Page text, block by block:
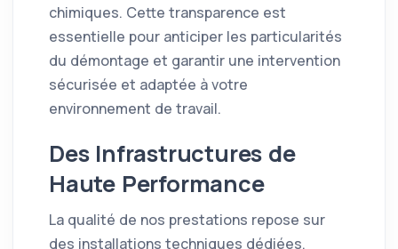
chimiques. Cette transparence est
essentielle pour anticiper les particularités
du démontage et garantir une intervention
sécurisée et adaptée à votre
environnement de travail.
Des Infrastructures de
Haute Performance
La qualité de nos prestations repose sur
des installations techniques dédiées,